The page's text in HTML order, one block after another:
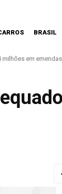
BRASIL
preparada.